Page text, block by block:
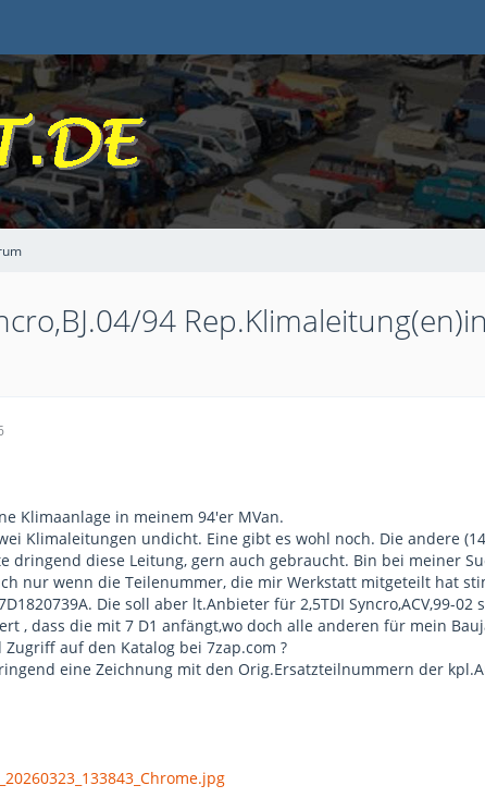
94
Klimaanlage in meinem 94'er MVan.
Klimaleitungen undicht. Eine gibt es wohl noch. Die andere
dringend diese Leitung, gern auch gebraucht. Bin bei meiner
nur wenn die Teilenummer, die mir Werkstatt mitgeteilt hat
Die soll aber lt.Anbieter für 2,5TDI Syncro,ACV,99-02
, dass die mit 7 D1 anfängt,wo doch alle anderen für mein
Zugriff auf den Katalog bei 7zap.com ?
eine Zeichnung mit den Orig.Ersatzteilnummern der